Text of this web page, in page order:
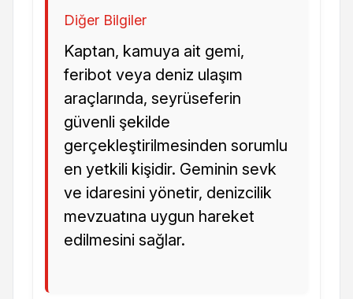
Diğer Bilgiler
Kaptan, kamuya ait gemi,
feribot veya deniz ulaşım
araçlarında, seyrüseferin
güvenli şekilde
gerçekleştirilmesinden sorumlu
en yetkili kişidir. Geminin sevk
ve idaresini yönetir, denizcilik
mevzuatına uygun hareket
edilmesini sağlar.